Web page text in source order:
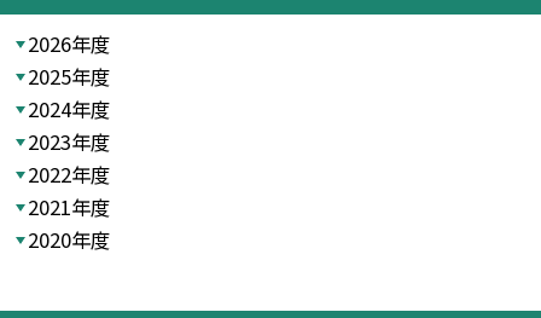
2026年度
2025年度
2024年度
2023年度
2022年度
2021年度
2020年度